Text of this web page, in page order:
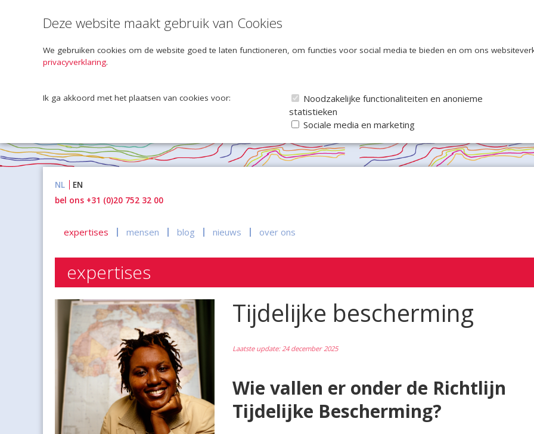
Deze website maakt gebruik van Cookies
We gebruiken cookies om de website goed te laten functioneren, om functies voor social media te bieden en om ons
privacyverklaring.
Ik ga akkoord met het plaatsen van cookies voor:
Noodzakelijke functionaliteiten en anonieme
statistieken
Sociale media en marketing
inhoud
NL
EN
bel ons +31 (0)20 752 32 00
expertises mensen blog nieuws over ons
expertises
Tijdelijke bescherming
Laatste update: 24 december 2025
Wie vallen er onder de Richtlijn
Tijdelijke Bescherming?